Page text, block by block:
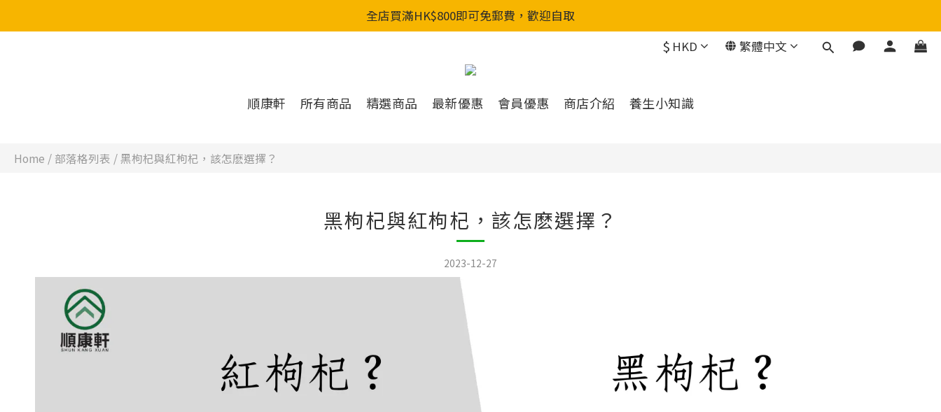
全店買滿HK$800即可免郵費，歡迎自取
全店買滿HK$800即可免郵費，歡迎自取
全店買滿HK$800即可免郵費，歡迎自取
$ HKD 繁體中文
順康軒 所有商品 精選商品 最新優惠 會員優惠 商店介紹 養生小知識
Home / 部落格列表 /黑枸杞與紅枸杞，該怎麽選擇？
黑枸杞與紅枸杞，該怎麽選擇？
2023-12-27